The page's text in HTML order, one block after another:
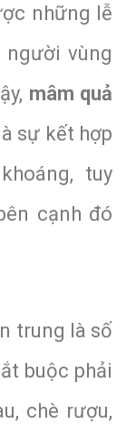
những lễ
người vùng
mâm quả
sự kết hợp
tuy
cạnh đó
trung là số
buộc phải
chè rượu,